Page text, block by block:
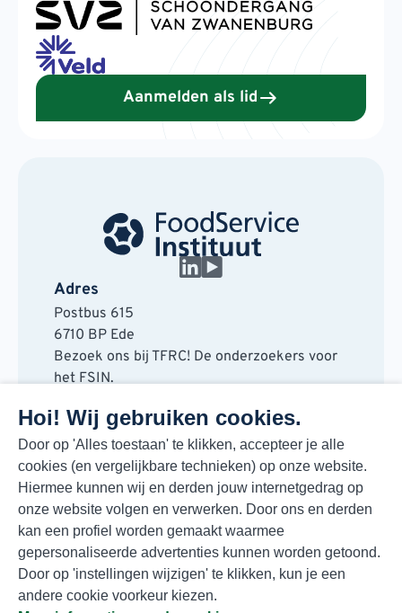
Hoi! Wij gebruiken cookies.
Door op 'Alles toestaan' te klikken, accepteer je alle
cookies (en vergelijkbare technieken) op onze website.
Hiermee kunnen wij en derden jouw internetgedrag op
onze website volgen en verwerken. Door ons en derden
kan een profiel worden gemaakt waarmee
gepersonaliseerde advertenties kunnen worden getoond.
Door op 'instellingen wijzigen' te klikken, kun je een
andere cookie voorkeur kiezen.
Aanmelden als lid
Adres
Postbus 615
6710 BP Ede
Bezoek ons bij TFRC! De onderzoekers voor
het FSIN.
6717 LT Ede
Contact
088 730 48 00
info@fsin.nl
Nieuwsbrief
Elke maand de beste insights en outlooks
voor de foodmarkt!
Inschrijven